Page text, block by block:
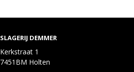
SLAGERIJ DEMMER
Kerkstraat 1
7451BM Holten